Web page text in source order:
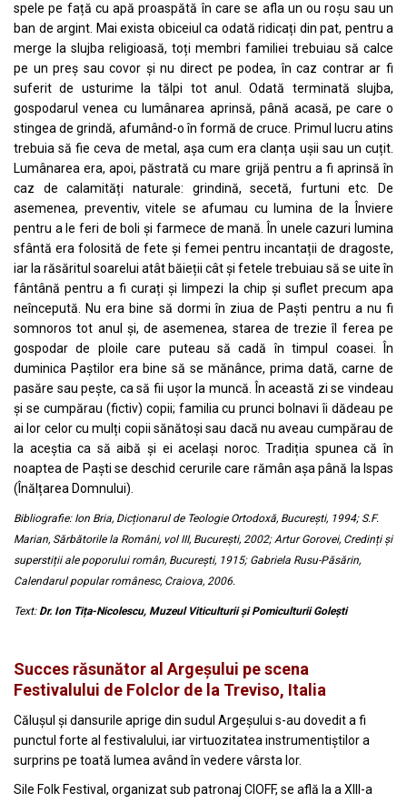
spele pe față cu apă proaspătă în care se afla un ou roșu sau un
ban de argint. Mai exista obiceiul ca odată ridicați din pat, pentru a
merge la slujba religioasă, toți membri familiei trebuiau să calce
pe un preș sau covor și nu direct pe podea, în caz contrar ar fi
suferit de usturime la tălpi tot anul. Odată terminată slujba,
gospodarul venea cu lumânarea aprinsă, până acasă, pe care o
stingea de grindă, afumând-o în formă de cruce. Primul lucru atins
trebuia să fie ceva de metal, așa cum era clanța ușii sau un cuțit.
Lumânarea era, apoi, păstrată cu mare grijă pentru a fi aprinsă în
caz de calamități naturale: grindină, secetă, furtuni etc. De
asemenea, preventiv, vitele se afumau cu lumina de la Înviere
pentru a le feri de boli și farmece de mană. În unele cazuri lumina
sfântă era folosită de fete și femei pentru incantații de dragoste,
iar la răsăritul soarelui atât băieții cât și fetele trebuiau să se uite în
fântână pentru a fi curați și limpezi la chip și suflet precum apa
neîncepută. Nu era bine să dormi în ziua de Paști pentru a nu fi
somnoros tot anul și, de asemenea, starea de trezie îl ferea pe
gospodar de ploile care puteau să cadă în timpul coasei. În
duminica Paștilor era bine să se mănânce, prima dată, carne de
pasăre sau pește, ca să fii ușor la muncă. În această zi se vindeau
și se cumpărau (fictiv) copii; familia cu prunci bolnavi îi dădeau pe
ai lor celor cu mulți copii sănătoși sau dacă nu aveau cumpărau de
la aceștia ca să aibă și ei același noroc. Tradiția spunea că în
noaptea de Paști se deschid cerurile care rămân așa până la Ispas
(Înălțarea Domnului).
Bibliografie: Ion Bria, Dicționarul de Teologie Ortodoxă, București, 1994; S.F.
Marian, Sărbătorile la Români, vol III, București, 2002; Artur Gorovei, Credinți și
superstiții ale poporului român, București, 1915; Gabriela Rusu-Păsărin,
Calendarul popular românesc, Craiova, 2006.
Text:Dr. Ion Tița-Nicolescu, Muzeul Viticulturii și Pomiculturii Golești
Succes răsunător al Argeşului pe scena
Festivalului de Folclor de la Treviso, Italia
Călușul și dansurile aprige din sudul Argeșului s-au dovedit a fi
punctul forte al festivalului, iar virtuozitatea instrumentiștilor a
surprins pe toată lumea având în vedere vârsta lor.
Sile Folk Festival, organizat sub patronaj CIOFF, se află la a XIII-a